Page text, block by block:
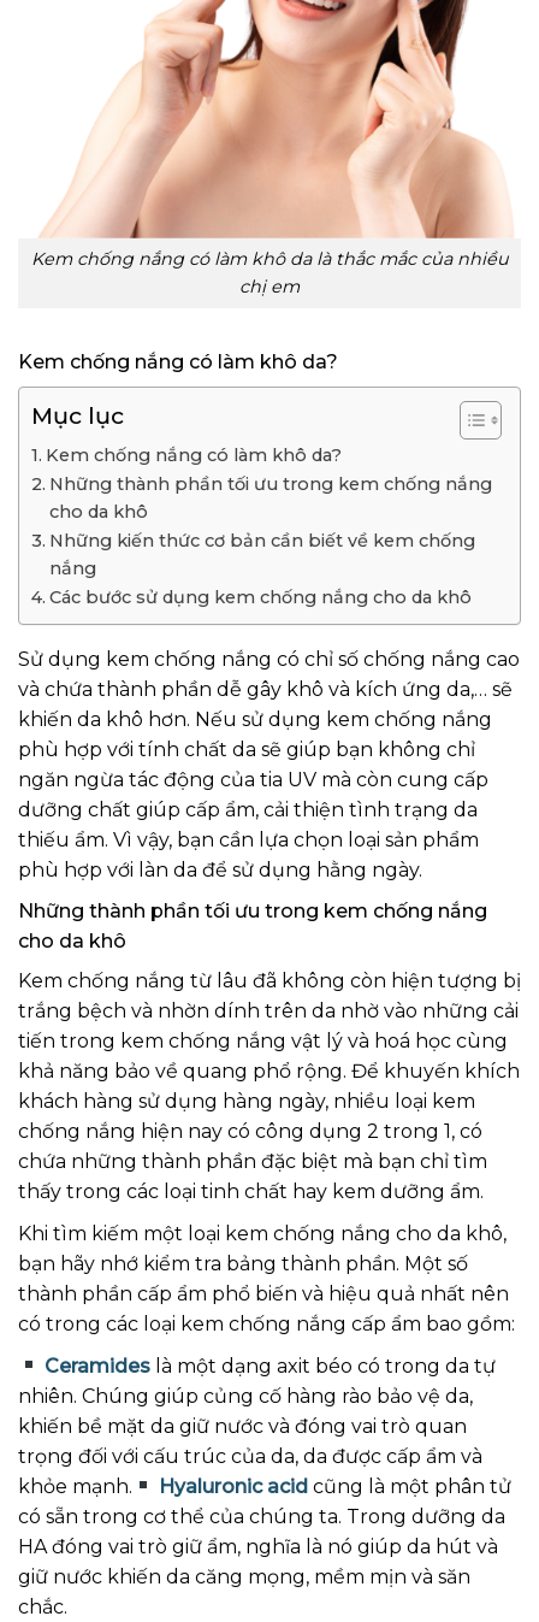
Kem chống nắng có làm khô da là thắc mắc của nhiều
chị em
Kem chống nắng có làm khô da?
Mục lục
Kem chống nắng có làm khô da?
Những thành phần tối ưu trong kem chống nắng
cho da khô
Những kiến thức cơ bản cần biết về kem chống
nắng
Các bước sử dụng kem chống nắng cho da khô
Sử dụng kem chống nắng có chỉ số chống nắng cao
và chứa thành phần dễ gây khô và kích ứng da,… sẽ
khiến da khô hơn. Nếu sử dụng kem chống nắng
phù hợp với tính chất da sẽ giúp bạn không chỉ
ngăn ngừa tác động của tia UV mà còn cung cấp
dưỡng chất giúp cấp ẩm, cải thiện tình trạng da
thiếu ẩm. Vì vậy, bạn cần lựa chọn loại sản phẩm
phù hợp với làn da để sử dụng hằng ngày.
Những thành phần tối ưu trong kem chống nắng
cho da khô
Kem chống nắng từ lâu đã không còn hiện tượng bị
trắng bệch và nhờn dính trên da nhờ vào những cải
tiến trong kem chống nắng vật lý và hoá học cùng
khả năng bảo về quang phổ rộng. Để khuyến khích
khách hàng sử dụng hàng ngày, nhiều loại kem
chống nắng hiện nay có công dụng 2 trong 1, có
chứa những thành phần đặc biệt mà bạn chỉ tìm
thấy trong các loại tinh chất hay kem dưỡng ẩm.
Khi tìm kiếm một loại kem chống nắng cho da khô,
bạn hãy nhớ kiểm tra bảng thành phần. Một số
thành phần cấp ẩm phổ biến và hiệu quả nhất nên
có trong các loại kem chống nắng cấp ẩm bao gồm:
Ceramides là một dạng axit béo có trong da tự
nhiên. Chúng giúp củng cố hàng rào bảo vệ da,
khiến bề mặt da giữ nước và đóng vai trò quan
trọng đối với cấu trúc của da, da được cấp ẩm và
khỏe mạnh.
Hyaluronic acid cũng là một phân tử
có sẵn trong cơ thể của chúng ta. Trong dưỡng da
HA đóng vai trò giữ ẩm, nghĩa là nó giúp da hút và
giữ nước khiến da căng mọng, mềm mịn và săn
chắc.